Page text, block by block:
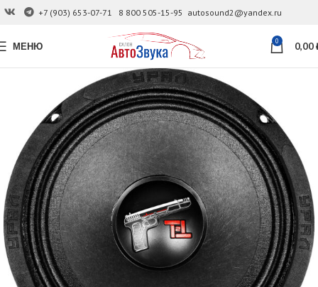
+7 (903) 653-07-71 8 800 505-15-95 autosound2@yandex.ru
МЕНЮ 0 0,00